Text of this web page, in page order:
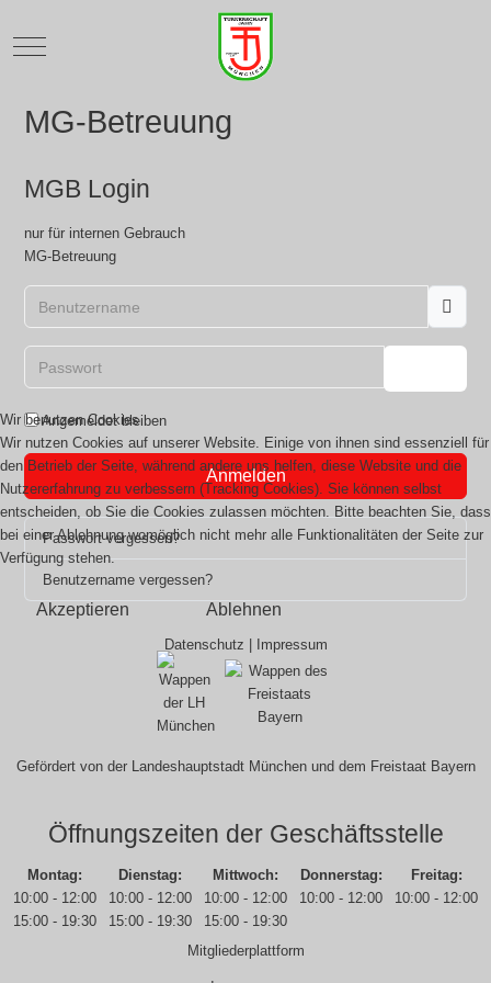
Mobile Menu Toggle
MG-Betreuung
MGB Login
nur für internen Gebrauch
MG-Betreuung
Angemeldet bleiben
Anmelden
Passwort vergessen?
Benutzername vergessen?
Gefördert von der Landeshauptstadt München und dem Freistaat Bayern
Öffnungszeiten der Geschäftsstelle
Montag:
10:00 - 12:00
15:00 - 19:30
Dienstag:
10:00 - 12:00
15:00 - 19:30
Mittwoch:
10:00 - 12:00
15:00 - 19:30
Donnerstag:
10:00 - 12:00
Freitag:
10:00 - 12:00
Mitgliederplattform
Wir benutzen Cookies
Wir nutzen Cookies auf unserer Website. Einige von ihnen sind essenziell für
den Betrieb der Seite, während andere uns helfen, diese Website und die
Nutzererfahrung zu verbessern (Tracking Cookies). Sie können selbst
entscheiden, ob Sie die Cookies zulassen möchten. Bitte beachten Sie, dass
bei einer Ablehnung womöglich nicht mehr alle Funktionalitäten der Seite zur
Verfügung stehen.
Akzeptieren Ablehnen
Datenschutz | Impressum